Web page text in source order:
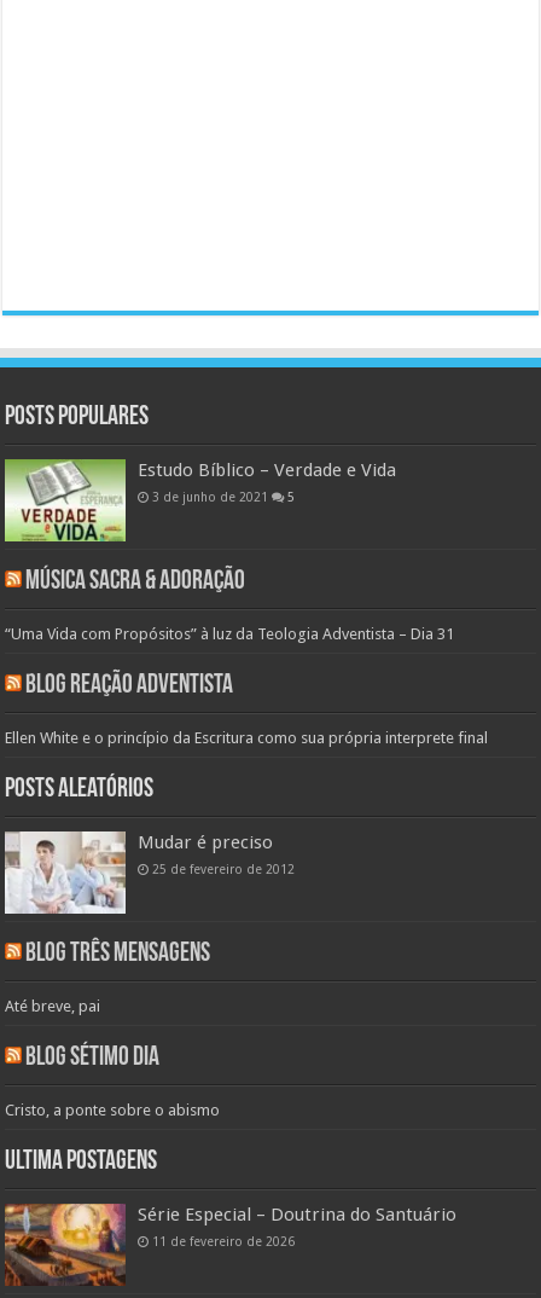
Posts populares
Estudo Bíblico – Verdade e Vida
3 de junho de 2021 5
Música Sacra & Adoração
“Uma Vida com Propósitos” à luz da Teologia Adventista – Dia 31
Blog Reação Adventista
Ellen White e o princípio da Escritura como sua própria interprete final
Posts aleatórios
Mudar é preciso
25 de fevereiro de 2012
Blog Três Mensagens
Até breve, pai
Blog Sétimo Dia
Cristo, a ponte sobre o abismo
Ultima Postagens
Série Especial – Doutrina do Santuário
11 de fevereiro de 2026